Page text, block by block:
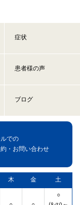
症状
患者様の声
ブログ
ルでの
約・お問い合わせ
木 金 土
○